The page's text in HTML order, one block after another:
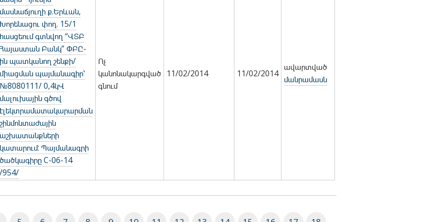
մասնաճյուղի ք.Երևան,
Խորենացու փող. 15/1
հասցեում գտնվող “ՎՏԲ
Հայաստան Բանկ” ՓԲԸ-
ին պատկանող շենքի/
միացման պայմանագիր՝
№8080111/ 0,4կՎ
մալուխային գծով
էլեկտրամատակարարման
շինմոնտաժային
աշխատանքների
կատարում: Պայմանագրի
ծածկագիրը C-06-14
/954/
Ոչ
կանոնակարգված
գնում
11/02/2014 11/02/2014
ավարտված
մանրամասն